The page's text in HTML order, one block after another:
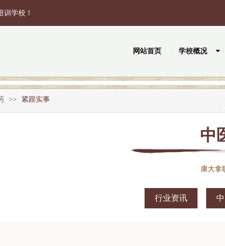
学校！
网站首页 学校概况
>> 紧跟实事
中
康大拿
行业资讯